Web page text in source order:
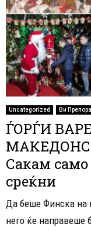
Uncategorized Ви
ЃОРЃИ
Сакам само
среќни
Да беше Финска на
него ќе направеше